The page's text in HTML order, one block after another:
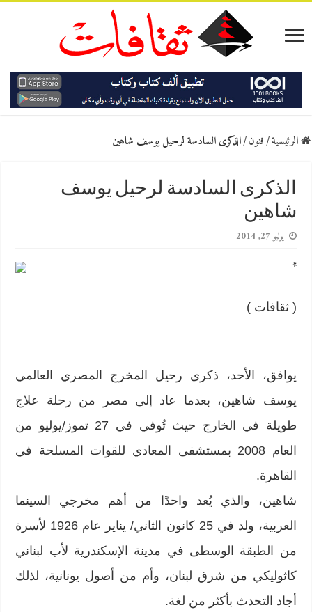
الرئيسية/فنون/الذكرى السادسة لرحيل يوسف شاهين
الذكرى السادسة لرحيل يوسف
شاهين
يوليو 27, 2014
*
( ثقافات )
يوافق، الأحد، ذكرى رحيل المخرج المصري العالمي
يوسف شاهين، بعدما عاد إلى مصر من رحلة علاج
طويلة في الخارج حيث تُوفي في 27 تموز/يوليو من
العام 2008 بمستشفى المعادي للقوات المسلحة في
القاهرة.
شاهين، والذي يُعد واحدًا من أهم مخرجي السينما
العربية، ولد في 25 كانون الثاني/ يناير عام 1926 لأسرة
من الطبقة الوسطى في مدينة الإسكندرية لأب لبناني
كاثوليكي من شرق لبنان، وأم من أصول يونانية، لذلك
أجاد التحدث بأكثر من لغة.